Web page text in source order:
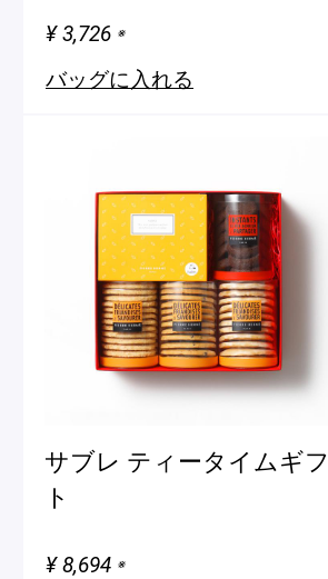
¥ 3,726 ※
バッグに入れる
サブレ ティータイムギフ
ト
¥ 8,694 ※